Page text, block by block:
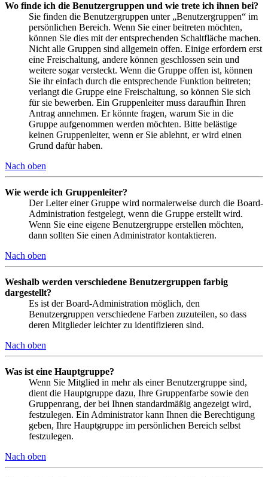
Wo finde ich die Benutzergruppen und wie trete ich ihnen bei?
Sie finden die Benutzergruppen unter „Benutzergruppen“ im
persönlichen Bereich. Wenn Sie einer beitreten möchten,
können Sie dies mit der entsprechenden Schaltfläche machen.
Nicht alle Gruppen sind allgemein offen. Einige erfordern erst
eine Freischaltung, andere können geschlossen sein und
weitere sogar versteckt. Wenn die Gruppe offen ist, können
Sie ihr einfach durch die entsprechende Funktion beitreten;
verlangt die Gruppe eine Freischaltung, so können Sie sich
für sie bewerben. Ein Gruppenleiter muss daraufhin Ihren
Antrag annehmen. Er könnte fragen, warum Sie in die
Gruppe aufgenommen werden möchten. Bitte belästige
keinen Gruppenleiter, wenn er Sie ablehnt, er wird einen
Grund dafür haben.
Nach oben
Wie werde ich Gruppenleiter?
Der Leiter einer Gruppe wird normalerweise durch die Board-
Administration festgelegt, wenn die Gruppe erstellt wird.
Wenn Sie eine eigene Benutzergruppe erstellen möchten,
dann sollten Sie einen Administrator kontaktieren.
Nach oben
Weshalb werden verschiedene Benutzergruppen farbig
dargestellt?
Es ist der Board-Administration möglich, den
Benutzergruppen verschiedene Farben zuzuteilen, so dass
deren Mitglieder leichter zu identifizieren sind.
Nach oben
Was ist eine Hauptgruppe?
Wenn Sie Mitglied in mehr als einer Benutzergruppe sind,
dient die Hauptgruppe dazu, Ihre Gruppenfarbe sowie den
Gruppenrang, der bei Ihnen standardmäßig angezeigt wird,
festzulegen. Ein Administrator kann Ihnen die Berechtigung
geben, Ihre Hauptgruppe im persönlichen Bereich selbst
festzulegen.
Nach oben